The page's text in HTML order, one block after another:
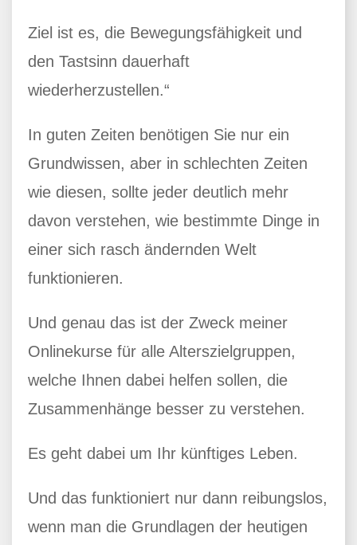
Ziel ist es, die Bewegungsfähigkeit und
den Tastsinn dauerhaft
wiederherzustellen.“
In guten Zeiten benötigen Sie nur ein
Grundwissen, aber in schlechten Zeiten
wie diesen, sollte jeder deutlich mehr
davon verstehen, wie bestimmte Dinge in
einer sich rasch ändernden Welt
funktionieren.
Und genau das ist der Zweck meiner
Onlinekurse für alle Alterszielgruppen,
welche Ihnen dabei helfen sollen, die
Zusammenhänge besser zu verstehen.
Es geht dabei um Ihr künftiges Leben.
Und das funktioniert nur dann reibungslos,
wenn man die Grundlagen der heutigen